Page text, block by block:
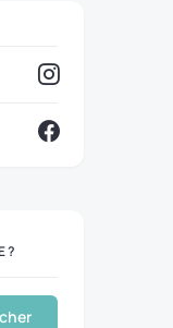
?